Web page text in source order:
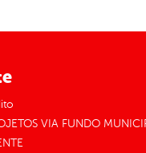
VIA FUNDO